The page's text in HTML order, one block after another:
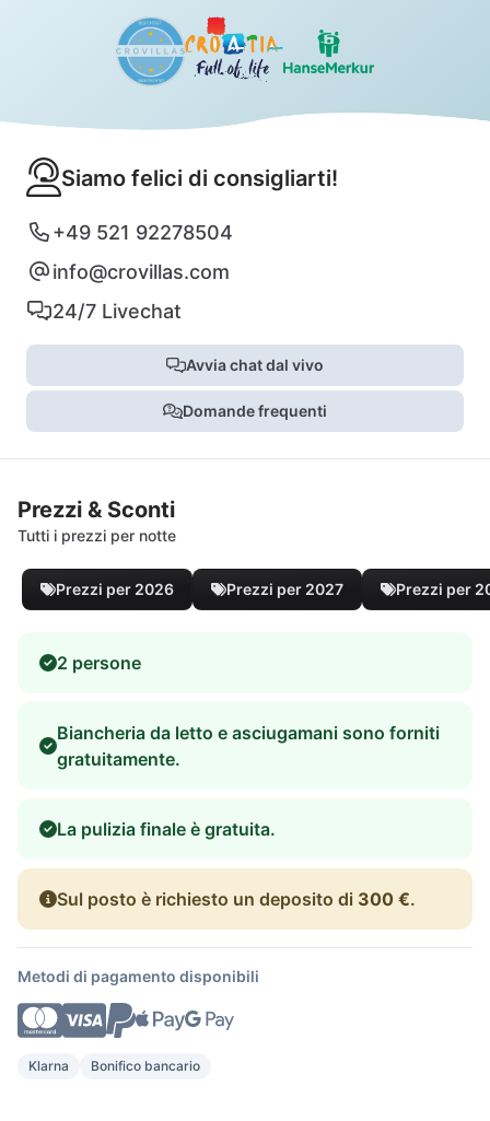
Siamo felici di consigliarti!
+49 521 92278504
info@crovillas.com
24/7 Livechat
Avvia chat dal vivo
Domande frequenti
Prezzi & Sconti
Tutti i prezzi per notte
Prezzi per 2026 Prezzi per 2027 Prezzi per
2 persone
Biancheria da letto e asciugamani sono forniti
gratuitamente.
La pulizia finale è gratuita.
Sul posto è richiesto un deposito di 300 €.
Metodi di pagamento disponibili
Klarna Bonifico bancario